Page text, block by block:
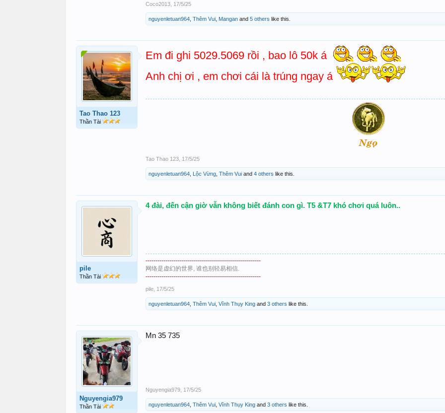
Coco2013 17/5/25
nguyenletuan964 Thêm Vui Mangan and 5 others like this.
Tao Thao 123
Thần Tài
Em đi ghi 5029.5069 rồi , bao lô 50k á
Anh chị ơi , em chơi cái là trúng ngay á
Tao Thao 123 17/5/25
nguyenletuan964 Lộc Vừng Thêm Vui and 4 others like this.
pile
Thần Tài
4 đài, đến cận giờ vẫn không biết đánh con gì. T5 &T7 khó chơi quá luôn..
----------------------------------------------------------
网络是虚幻的世界, 谁也别轻易相信.
----------------------------------------------------------
pile 17/5/25
nguyenletuan964 Thêm Vui Vĩnh Thụy King and 3 others like this.
Nguyengia979
Thần Tài
Mn 35 735
Nguyengia979 17/5/25
nguyenletuan964 Thêm Vui Vĩnh Thụy King and 3 others like this.